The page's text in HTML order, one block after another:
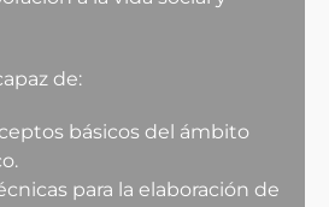
de:
básicos del ámbito
para la elaboración de